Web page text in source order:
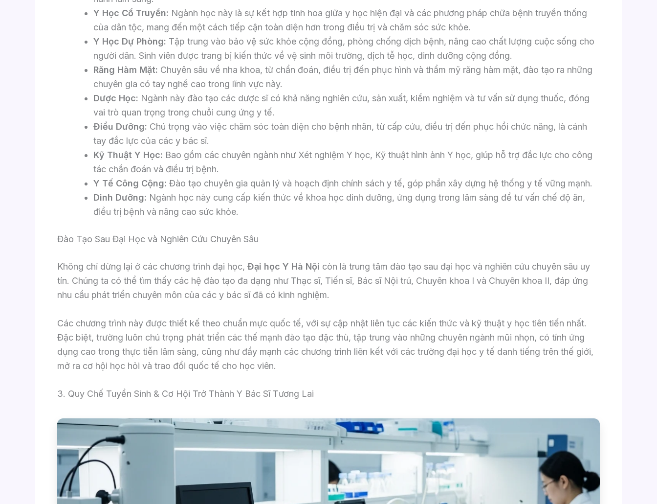
Y Học Cổ Truyền: Ngành học này là sự kết hợp tinh hoa giữa y học hiện đại và các phương pháp chữa bệnh truyền thống
của dân tộc, mang đến một cách tiếp cận toàn diện hơn trong điều trị và chăm sóc sức khỏe.
Y Học Dự Phòng: Tập trung vào bảo vệ sức khỏe cộng đồng, phòng chống dịch bệnh, nâng cao chất lượng cuộc sống cho
người dân. Sinh viên được trang bị kiến thức về vệ sinh môi trường, dịch tễ học, dinh dưỡng cộng đồng.
Răng Hàm Mặt: Chuyên sâu về nha khoa, từ chẩn đoán, điều trị đến phục hình và thẩm mỹ răng hàm mặt, đào tạo ra những
chuyên gia có tay nghề cao trong lĩnh vực này.
Dược Học: Ngành này đào tạo các dược sĩ có khả năng nghiên cứu, sản xuất, kiểm nghiệm và tư vấn sử dụng thuốc, đóng
vai trò quan trọng trong chuỗi cung ứng y tế.
Điều Dưỡng: Chú trọng vào việc chăm sóc toàn diện cho bệnh nhân, từ cấp cứu, điều trị đến phục hồi chức năng, là cánh
tay đắc lực của các y bác sĩ.
Kỹ Thuật Y Học: Bao gồm các chuyên ngành như Xét nghiệm Y học, Kỹ thuật hình ảnh Y học, giúp hỗ trợ đắc lực cho công
tác chẩn đoán và điều trị bệnh.
Y Tế Công Cộng: Đào tạo chuyên gia quản lý và hoạch định chính sách y tế, góp phần xây dựng hệ thống y tế vững mạnh.
Dinh Dưỡng: Ngành học này cung cấp kiến thức về khoa học dinh dưỡng, ứng dụng trong lâm sàng để tư vấn chế độ ăn,
điều trị bệnh và nâng cao sức khỏe.
Đào Tạo Sau Đại Học và Nghiên Cứu Chuyên Sâu
Không chỉ dừng lại ở các chương trình đại học, Đại học Y Hà Nội còn là trung tâm đào tạo sau đại học và nghiên cứu chuyên sâu uy
tín. Chúng ta có thể tìm thấy các hệ đào tạo đa dạng như Thạc sĩ, Tiến sĩ, Bác sĩ Nội trú, Chuyên khoa I và Chuyên khoa II, đáp ứng
nhu cầu phát triển chuyên môn của các y bác sĩ đã có kinh nghiệm.
Các chương trình này được thiết kế theo chuẩn mực quốc tế, với sự cập nhật liên tục các kiến thức và kỹ thuật y học tiên tiến nhất.
Đặc biệt, trường luôn chú trọng phát triển các thế mạnh đào tạo đặc thù, tập trung vào những chuyên ngành mũi nhọn, có tính ứng
dụng cao trong thực tiễn lâm sàng, cũng như đẩy mạnh các chương trình liên kết với các trường đại học y tế danh tiếng trên thế giới,
mở ra cơ hội học hỏi và trao đổi quốc tế cho học viên.
3. Quy Chế Tuyển Sinh & Cơ Hội Trở Thành Y Bác Sĩ Tương Lai